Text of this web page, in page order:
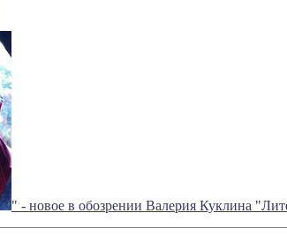
" - новое в обозрении Валерия Куклина